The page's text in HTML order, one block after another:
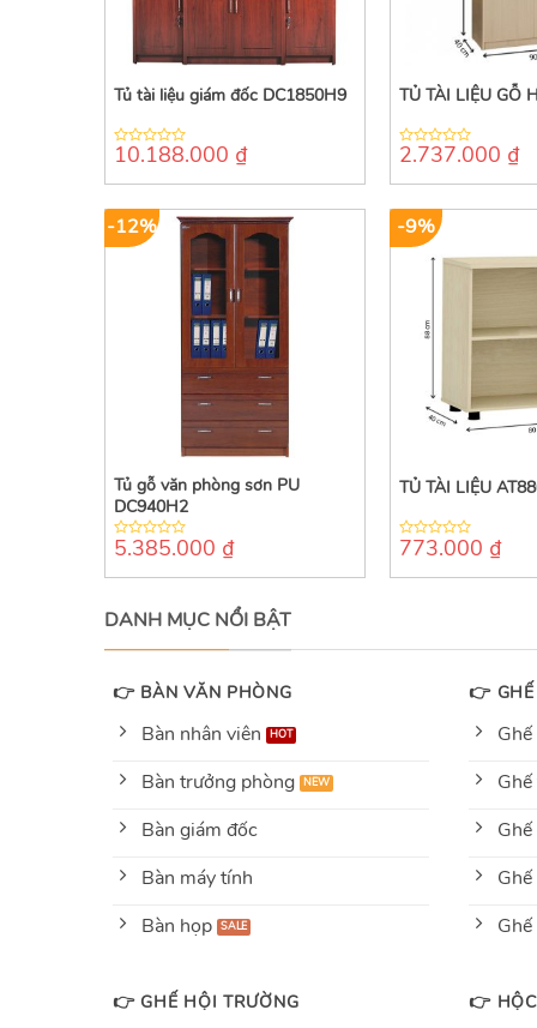
Tủ tài liệu giám đốc DC1850H9
0
of
10.188.000 ₫
TỦ TÀI LIỆU GỖ
0
of
2.737.000 ₫
-12%
Tủ gỗ văn phòng sơn PU
DC940H2
0
of
5.385.000 ₫
-9%
TỦ TÀI LIỆU
0
of
773.000 ₫
DANH MỤC NỔI BẬT
👉 BÀN VĂN PHÒNG
Bàn nhân viên
Bàn trưởng phòng
Bàn giám đốc
Bàn máy tính
Bàn họp
👉
👉 GHẾ HỘI TRƯỜNG 👉